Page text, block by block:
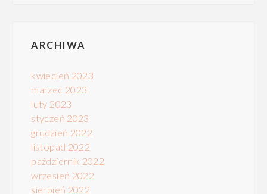
ARCHIWA
kwiecień 2023
marzec 2023
luty 2023
styczeń 2023
grudzień 2022
listopad 2022
październik 2022
wrzesień 2022
sierpień 2022